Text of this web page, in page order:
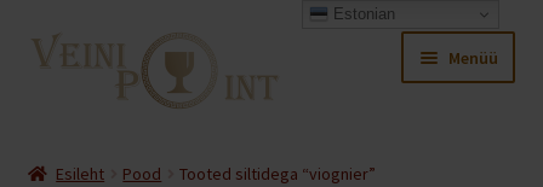
Liigu
navigeerimisele
Liigu
sisu
Menüü
Esileht Pood Tooted siltidega “viognier”
Estonian